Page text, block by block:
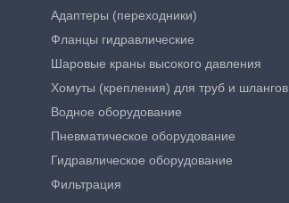
Адаптеры (переходники)
Фланцы гидравлические
Шаровые краны высокого давления
Хомуты (крепления) для труб и шлангов
Водное оборудование
Пневматическое оборудование
Гидравлическое оборудование
Фильтрация